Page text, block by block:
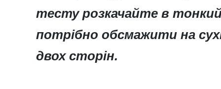
тесту розкачайте в
потрібно обсмажити на
двох сторін.